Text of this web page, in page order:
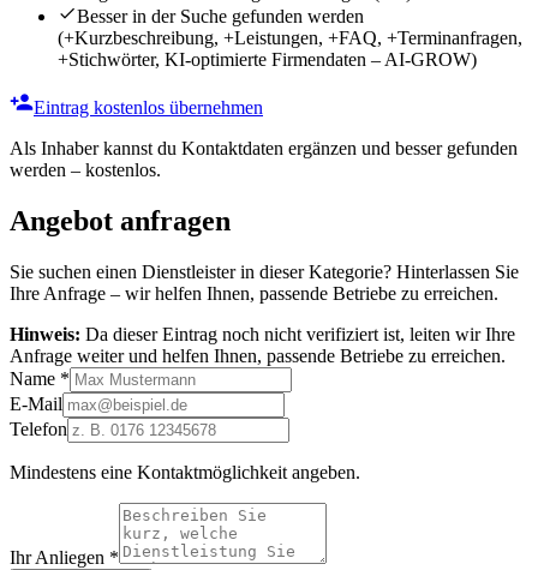
Besser in der Suche gefunden werden
(+Kurzbeschreibung, +Leistungen, +FAQ, +Terminanfragen,
+Stichwörter, KI-optimierte Firmendaten – AI-GROW)
Eintrag kostenlos übernehmen
Als Inhaber kannst du Kontaktdaten ergänzen und besser gefunden
werden – kostenlos.
Angebot anfragen
Sie suchen einen Dienstleister in dieser Kategorie? Hinterlassen Sie
Ihre Anfrage – wir helfen Ihnen, passende Betriebe zu erreichen.
Hinweis: Da dieser Eintrag noch nicht verifiziert ist, leiten wir Ihre
Anfrage weiter und helfen Ihnen, passende Betriebe zu erreichen.
Name *
E-Mail
Telefon
Mindestens eine Kontaktmöglichkeit angeben.
Ihr Anliegen *